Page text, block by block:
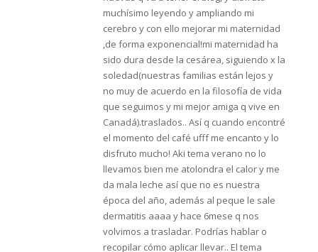
muchísimo leyendo y ampliando mi
cerebro y con ello mejorar mi maternidad
,de forma exponencial!mi maternidad ha
sido dura desde la cesárea, siguiendo x la
soledad(nuestras familias están lejos y
no muy de acuerdo en la filosofía de vida
que seguimos y mi mejor amiga q vive en
Canadá).traslados.. Así q cuando encontré
el momento del café ufff me encanto y lo
disfruto mucho! Aki tema verano no lo
llevamos bien me atolondra el calor y me
da mala leche así que no es nuestra
época del año, además al peque le sale
dermatitis aaaa y hace 6mese q nos
volvimos a trasladar. Podrías hablar o
recopilar cómo aplicar llevar.. El tema